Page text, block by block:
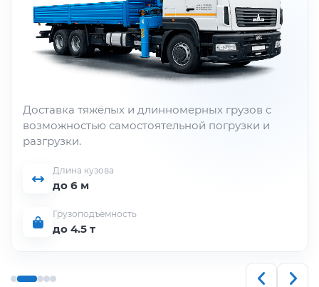
Доставка тяжёлых и длинномерных грузов с
возможностью самостоятельной погрузки и
разгрузки.
Длина кузова
до 6 м
Грузоподъёмность
до 4.5 т